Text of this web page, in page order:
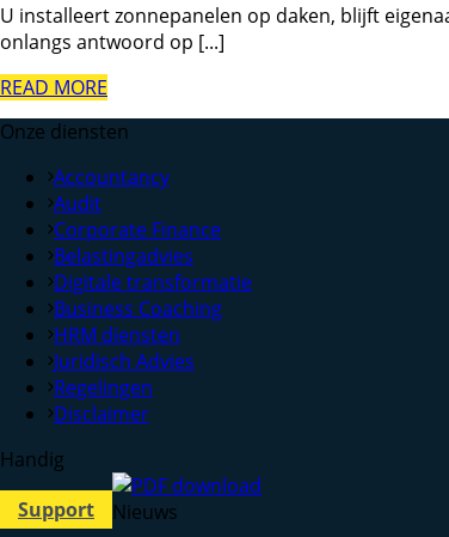
U installeert zonnepanelen op daken, blijft
onlangs antwoord op [...]
READ MORE
Onze diensten
Accountancy
Audit
Corporate Finance
Belastingadvies
Digitale transformatie
Business Coaching
HRM diensten
Juridisch Advies
Regelingen
Disclaimer
Handig
Support
Nieuws